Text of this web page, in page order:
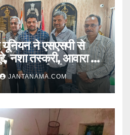
यूनियन ने एसएसपी से
नशा तस्करी, आवारा पशु
पर की कार्रवाई की मांग
JANTANAMA.COM